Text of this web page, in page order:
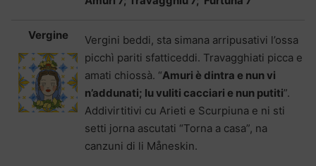
Vergine
Vergini beddi, sta simana arripusativi l’ossa
picchì pariti sfatticeddi. Travagghiati picca e
amati chiossà. “Amuri è dintra e nun vi
n’addunati; lu vuliti cacciari e nun putiti”.
Addivirtitivi cu Arieti e Scurpiuna e ni sti
setti jorna ascutati “Torna a casa”, na
canzuni di li Måneskin.